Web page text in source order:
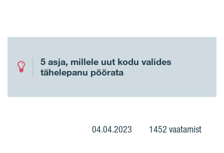
5 asja, millele uut kodu valides
tähelepanu pöörata
04.04.2023 1452 vaatamist